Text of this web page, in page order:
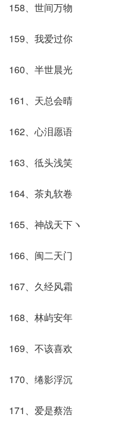
158、世间万物
159、我爱过你
160、半世晨光
161、天总会晴
162、心泪愿语
163、彽头浅笑
164、茶丸软卷
165、神战天下ヽ
166、闽二天门
167、久经风霜
168、林屿安年
169、不该喜欢
170、绻影浮沉
171、爱是蔡浩